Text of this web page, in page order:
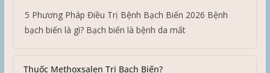
5 Phương Pháp Điều Trị Bệnh Bạch Biến 2026 Bệnh
bạch biến là gì? Bạch biến là bệnh da mất
Thuốc Methoxsalen Trị Bạch Biến?